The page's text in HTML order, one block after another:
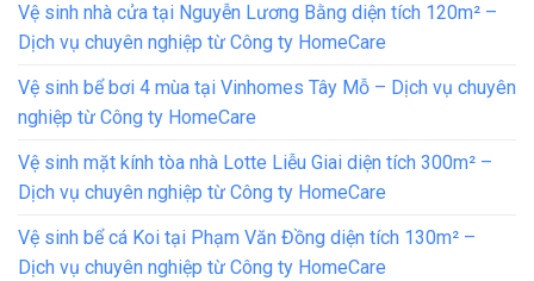
Vệ sinh nhà cửa tại Nguyễn Lương Bằng diện tích 120m² –
Dịch vụ chuyên nghiệp từ Công ty HomeCare
Vệ sinh bể bơi 4 mùa tại Vinhomes Tây Mỗ – Dịch vụ chuyên
nghiệp từ Công ty HomeCare
Vệ sinh mặt kính tòa nhà Lotte Liễu Giai diện tích 300m² –
Dịch vụ chuyên nghiệp từ Công ty HomeCare
Vệ sinh bể cá Koi tại Phạm Văn Đồng diện tích 130m² –
Dịch vụ chuyên nghiệp từ Công ty HomeCare